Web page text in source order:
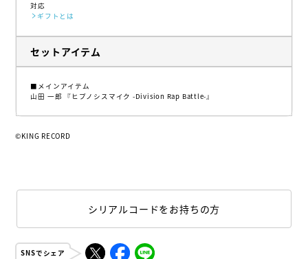
対応
ギフトとは
セットアイテム
■メインアイテム
山田 一郎 『ヒプノシスマイク -Division Rap Battle-』
©KING RECORD
シリアルコードをお持ちの方
SNSでシェア